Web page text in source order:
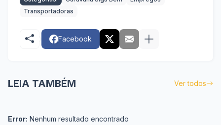
Transportadoras
Facebook
LEIA TAMBÉM Ver todos
Error: Nenhum resultado encontrado